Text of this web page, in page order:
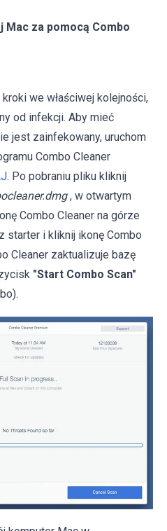
Mac za pomocą Combo
we właściwej kolejności,
od infekcji. Aby mieć
jest zainfekowany, uruchom
Combo Cleaner
. Po pobraniu pliku kliknij
, w otwartym
Combo Cleaner na górze
starter i kliknij ikonę Combo
Cleaner zaktualizuje bazę
"Start Combo Scan"